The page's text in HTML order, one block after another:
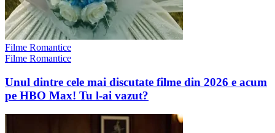
Filme Romantice
Filme Romantice
Unul dintre cele mai discutate filme din 2026 e acum
pe HBO Max! Tu l-ai vazut?